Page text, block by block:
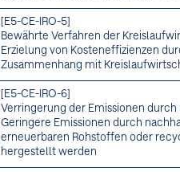
[E5-CE-IRO-5]
Bewährte Verfahren der
Erzielung von Kosteneffizienzen
Zusammenhang mit
[E5-CE-IRO-6]
Verringerung der Emissionen
Geringere Emissionen durch
erneuerbaren Rohstoffen oder
hergestellt werden